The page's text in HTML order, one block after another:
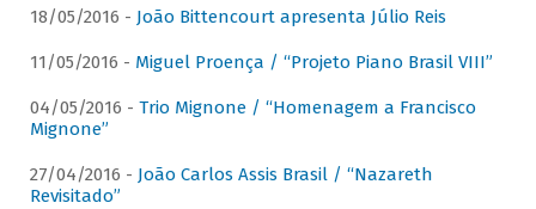
18/05/2016 - João Bittencourt apresenta Júlio Reis
11/05/2016 - Miguel Proença / “Projeto Piano Brasil VIII”
04/05/2016 - Trio Mignone / “Homenagem a Francisco
Mignone”
27/04/2016 - João Carlos Assis Brasil / “Nazareth
Revisitado”